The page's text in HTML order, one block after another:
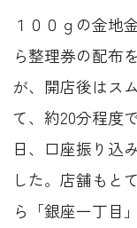
１００ｇの金地
ら整理券の配布
が、開店後はス
て、約20分程度
日、口座振り込
した。店舗もと
ら「銀座一丁目